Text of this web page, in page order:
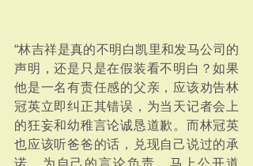
“林吉祥是真的不明白凯里和发马公司的
声明，还是只是在假装看不明白？如果
他是一名有责任感的父亲，应该劝告林
冠英立即纠正其错误，为当天记者会上
的狂妄和幼稚言论诚恳道歉。而林冠英
也应该听爸爸的话，兑现自己说过的承
诺，为自己的言论负责，马上公开道